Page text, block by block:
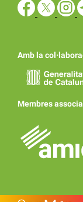
Amb la
Membres